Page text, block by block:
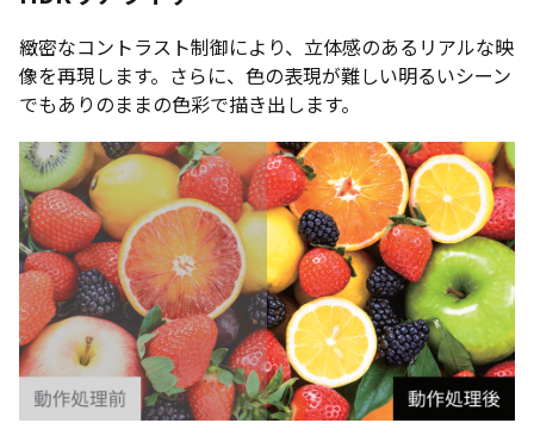
緻密なコントラスト制御により、立体感のあるリアルな映
像を再現します。さらに、色の表現が難しい明るいシーン
でもありのままの色彩で描き出します。